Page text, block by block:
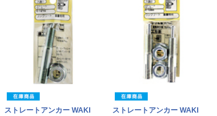
ストレートアンカー WAKI
ストレートアンカー WAKI